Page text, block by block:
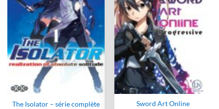
The Isolator – série complète
Sword Art Online